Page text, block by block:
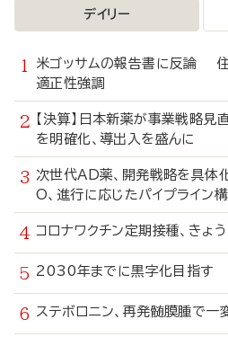
デイリー
米ゴッサムの報告書に反論 住
適正性強調
【決算】日本新薬が事業戦略
を明確化、導出入を盛んに
次世代AD薬、開発戦略を具体
O、進行に応じたパイプライン
コロナワクチン定期接種、き
2030年までに黒字化目指す
ステボロニン、再発髄膜腫で